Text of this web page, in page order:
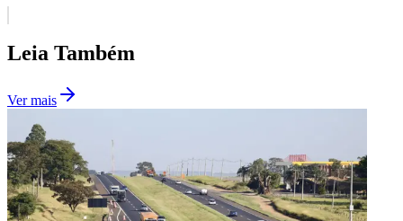
Corinthians
Leia Também
Ver mais